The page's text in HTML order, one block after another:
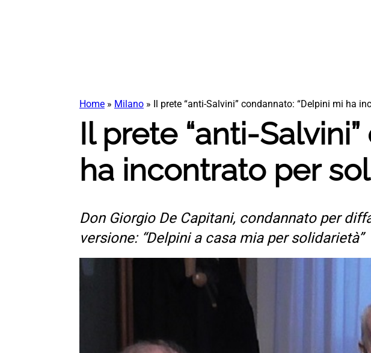
Home » Milano » Il prete “anti-Salvini” condannato: “Delpini mi ha
Il prete “anti-
ha incontrato per
Don Giorgio De Capitani, condannato per
versione: “Delpini a casa mia per solidarietà”